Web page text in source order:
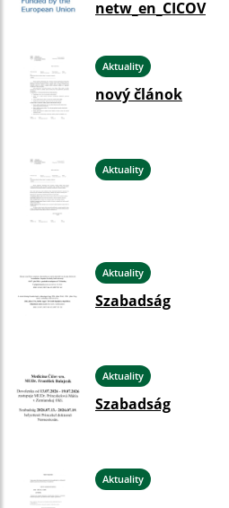
netw_en_CICOV
Aktuality
nový článok
Aktuality
Aktuality
Szabadság
Aktuality
Szabadság
Aktuality